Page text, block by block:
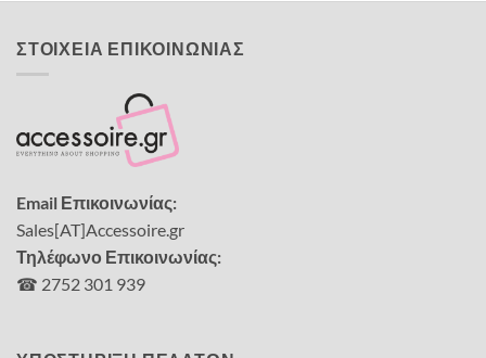
ΣΤΟΙΧΕΙΑ ΕΠΙΚΟΙΝΩΝΙΑΣ
Email Επικοινωνίας:
Sales[AT]Accessoire.gr
Τηλέφωνο Επικοινωνίας:
☎ 2752 301 939